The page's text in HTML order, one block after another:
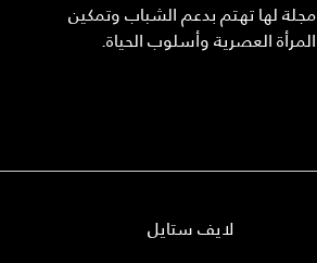
مجلة لها تهتم بدعم الشباب وتمكين
المرأة العصرية وأسلوب الحياة.
لايف ستايل